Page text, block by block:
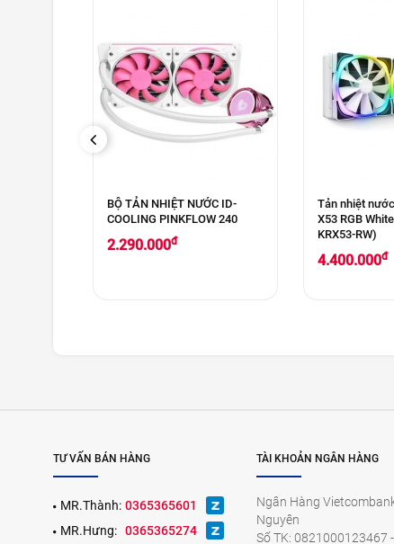
PREVIOUS
BỘ TẢN NHIỆT NƯỚC ID-
COOLING PINKFLOW 240
2.290.000đ
Tản nhiệt
X53 RGB
KRX53-RW)
4.400.000đ
TƯ VẤN BÁN HÀNG
MR.Thành: 0365365601
MR.Hưng: 0365365274
TÀI KHOẢN NGÂN HÀNG
Ngân Hàng
Nguyên
Số TK: 0821000123467